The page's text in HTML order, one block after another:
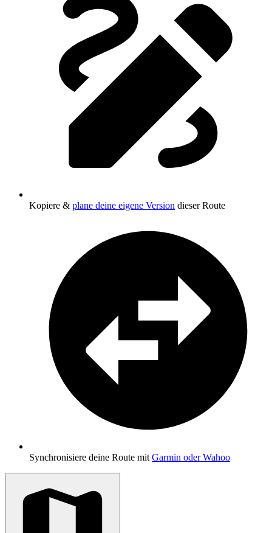
Kopiere & plane deine eigene Version dieser Route
Synchronisiere deine Route mit Garmin oder Wahoo